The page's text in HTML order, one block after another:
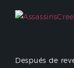
Después de